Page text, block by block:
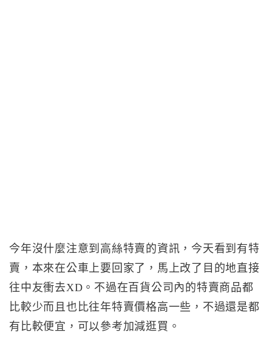
今年沒什麼注意到高絲特賣的資訊，今天看到有特
賣，本來在公車上要回家了，馬上改了目的地直接
往中友衝去XD。不過在百貨公司內的特賣商品都
比較少而且也比往年特賣價格高一些，不過還是都
有比較便宜，可以參考加減逛買。